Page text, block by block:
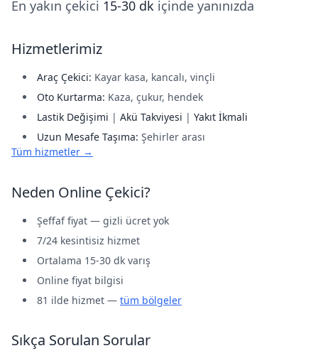
En yakın çekici 15-30 dk içinde yanınızda
Hizmetlerimiz
Araç Çekici: Kayar kasa, kancalı, vinçli
Oto Kurtarma: Kaza, çukur, hendek
Lastik Değişimi | Akü Takviyesi | Yakıt İkmali
Uzun Mesafe Taşıma: Şehirler arası
Tüm hizmetler →
Neden Online Çekici?
Şeffaf fiyat — gizli ücret yok
7/24 kesintisiz hizmet
Ortalama 15-30 dk varış
Online fiyat bilgisi
81 ilde hizmet — tüm bölgeler
Sıkça Sorulan Sorular